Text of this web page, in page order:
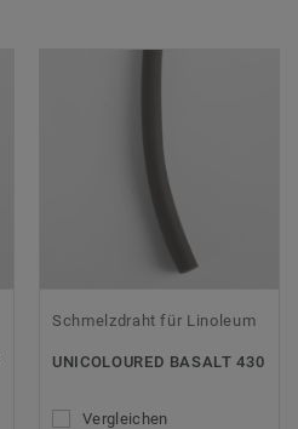
Schmelzdraht für Linoleum
UNICOLOURED BASALT 430
Vergleichen